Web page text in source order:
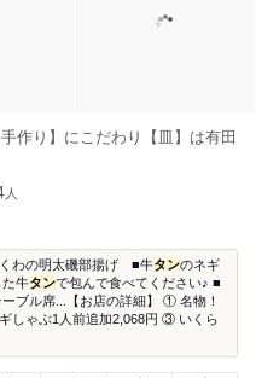
作り】にこだわり【皿】は有田
人
わの明太磯部揚げ ■牛タンのネギ
た牛タンで包んで食べてください♪ ■
ル席...【お店の詳細】 ① 名物！
しゃぶ1人前追加2,068円 ③ いくら